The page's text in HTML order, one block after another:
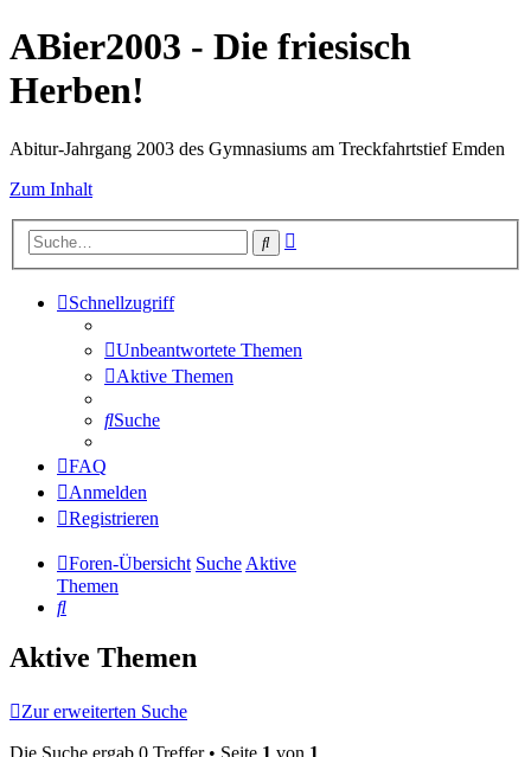
ABier2003 - Die friesisch
Herben!
Abitur-Jahrgang 2003 des Gymnasiums am Treckfahrtstief Emden
Zum Inhalt
Suche
Schnellzugriff
Unbeantwortete Themen
Aktive Themen
Suche
FAQ
Anmelden
Registrieren
Foren-Übersicht SucheAktive
Themen
Suche
Aktive Themen
Zur erweiterten Suche